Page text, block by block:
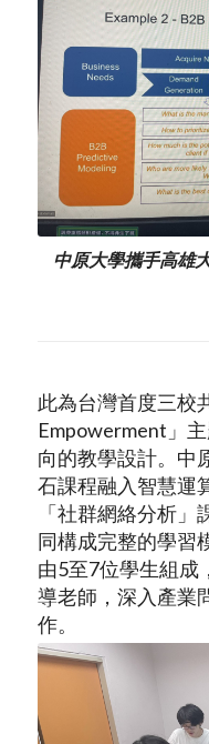
中原大學攜手高雄
此為台灣首度三校
Empowerment」
向的教學設計。中
石課程融入智慧運
「社群網絡分析
同構成完整的學習
由5至7位學生組成
導老師，深入產業
作。